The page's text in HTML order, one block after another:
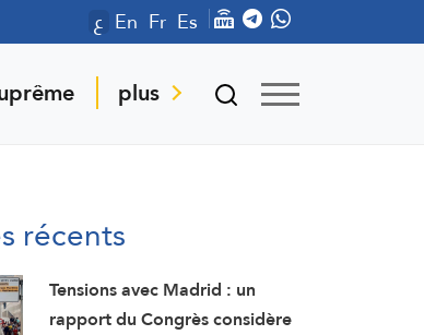
ع En Fr Es
plus
récents
Tensions avec Madrid : un
rapport du Congrès considère